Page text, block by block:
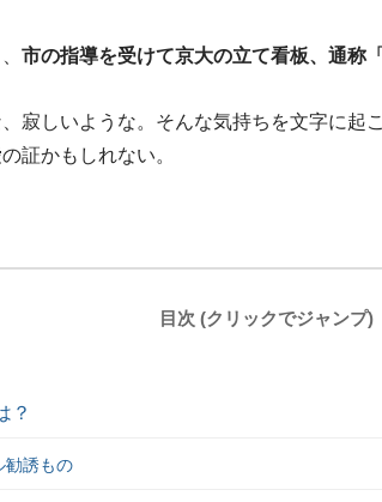
市の指導を受けて京大の立て看板、通称
寂しいような。そんな気持ちを文字に起
証かもしれない。
目次 (クリックでジャンプ)
？
勧誘もの